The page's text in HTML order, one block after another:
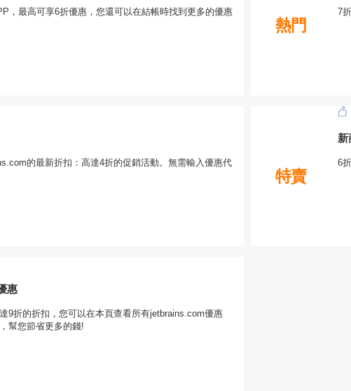
，最高可享6折優惠，您還可以在結帳時找到更多的優惠
熱門
7
的最新折扣：高達4折的促銷活動。無需輸入優惠代
特賣
新
6
惠
9折的折扣，您可以在本頁查看所有jetbrains.com優惠
幫您節省更多的錢!